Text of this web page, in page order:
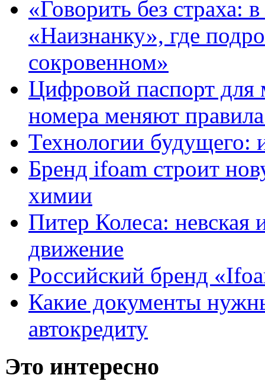
«Говорить без страха:
«Наизнанку», где
сокровенном»
Цифровой паспорт для
номера меняют
Технологии будущего:
Бренд ifoam строит
химии
Питер Колеса: невская
движение
Российский бренд
Какие документы
автокредиту
Это интересно